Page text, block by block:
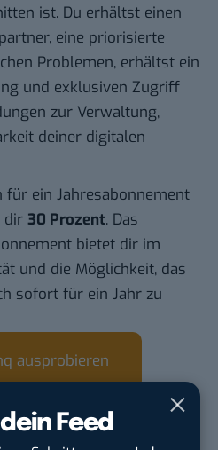
Feed
ist. Du erhältst einen
eine priorisierte
Problemen, erhältst ein
und exklusiven Zugriff
zur Verwaltung,
deiner digitalen
für ein Jahresabonnement
dir 30 Prozent. Das
bietet dir im
und die Möglichkeit, das
sofort für ein Jahr zu
ausprobieren
Anbieter?